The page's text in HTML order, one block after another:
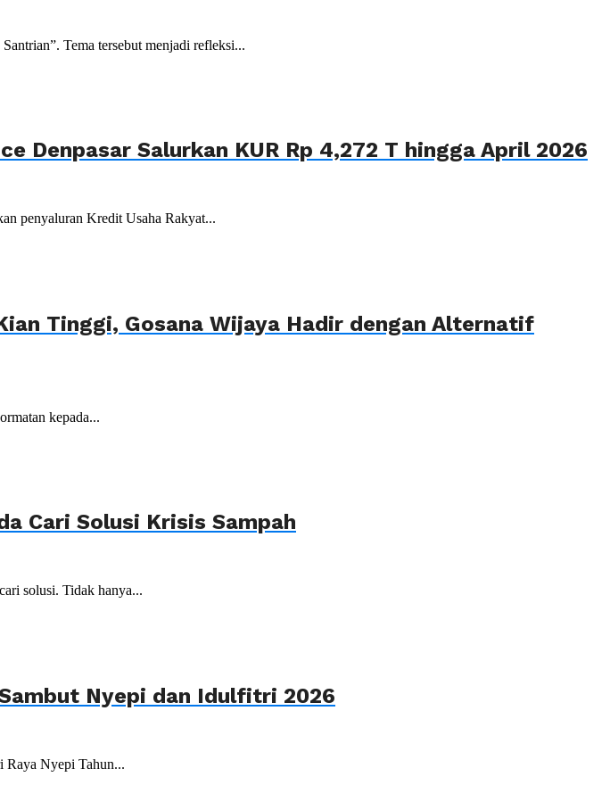
Tema tersebut menjadi refleksi...
Denpasar Salurkan KUR Rp 4,272 T hingga April 2026
penyaluran Kredit Usaha Rakyat...
Tinggi, Gosana Wijaya Hadir dengan Alternatif
kepada...
Cari Solusi Krisis Sampah
solusi. Tidak hanya...
Nyepi dan Idulfitri 2026
Raya Nyepi Tahun...